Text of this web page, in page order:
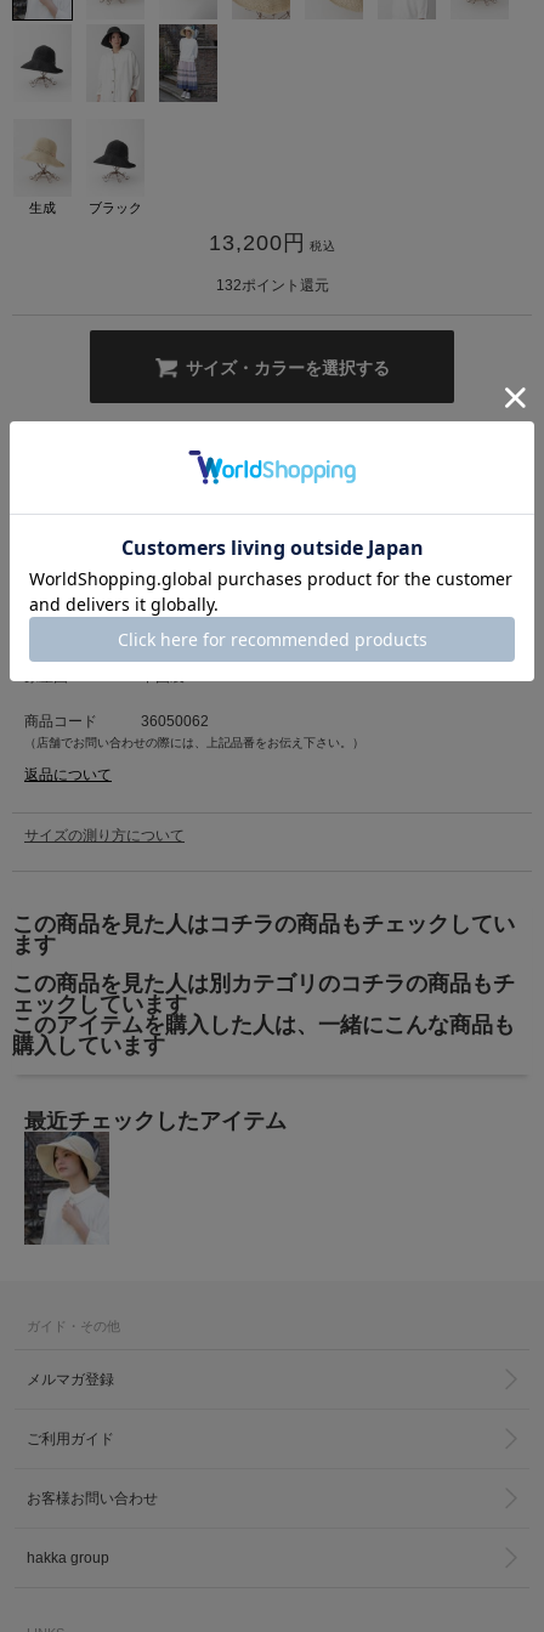
販サイト
生成 ブラック
13,200 円 税込
132ポイント還元
サイズ・カラーを選択する
で抜け感を加えつつ、通気性もあるのが魅力です。いつものスタイリングに
馴染見やすく、日除け対策にも活躍する程よく広めなツバが嬉しいアイテム
■洗濯表記■洗濯不可
カテゴリ 帽子 > ハット
本体:分類外繊維(紙)100%
商品コード 36050062
（店舗でお問い合わせの際には、上記品番をお伝え下さい。）
返品について
サイズの測り方について
この商品を見た人はコチラの商品もチェックしてい
ます
この商品を見た人は別カテゴリのコチラの商品もチ
ェックしています
このアイテムを購入した人は、一緒にこんな商品も
購入しています
最近チェックしたアイテム
ガイド・その他
メルマガ登録
ご利用ガイド
お客様お問い合わせ
hakka group